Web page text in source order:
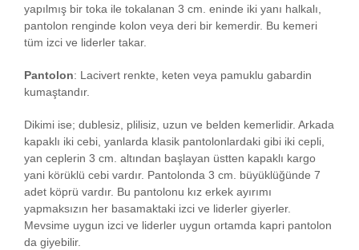
yapılmış bir toka ile tokalanan 3 cm. eninde iki yanı halkalı,
pantolon renginde kolon veya deri bir kemerdir. Bu kemeri
tüm izci ve liderler takar.
Pantolon: Lacivert renkte, keten veya pamuklu gabardin
kumaştandır.
Dikimi ise; dublesiz, plilisiz, uzun ve belden kemerlidir. Arkada
kapaklı iki cebi, yanlarda klasik pantolonlardaki gibi iki cepli,
yan ceplerin 3 cm. altından başlayan üstten kapaklı kargo
yani körüklü cebi vardır. Pantolonda 3 cm. büyüklüğünde 7
adet köprü vardır. Bu pantolonu kız erkek ayırımı
yapmaksızın her basamaktaki izci ve liderler giyerler.
Mevsime uygun izci ve liderler uygun ortamda kapri pantolon
da giyebilir.